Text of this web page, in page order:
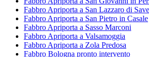
Fabbro Apriporta a San Lazzaro di
Fabbro Apriporta a San Pietro in Casale
Fabbro Apriporta a Sasso Marconi
Fabbro Apriporta a Valsamoggia
Fabbro Apriporta a Zola Predosa
Fabbro Bologna pronto intervento